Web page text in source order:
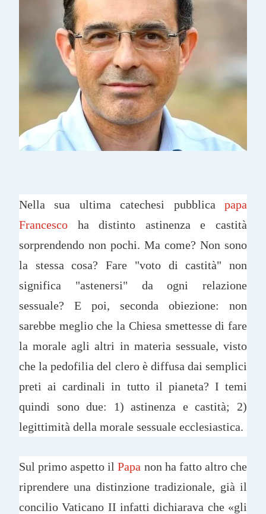
Nella sua ultima catechesi pubblica papa
Francesco ha distinto astinenza e castità
sorprendendo non pochi. Ma come? Non sono
la stessa cosa? Fare "voto di castità" non
significa "astenersi" da ogni relazione
sessuale? E poi, seconda obiezione: non
sarebbe meglio che la Chiesa smettesse di fare
la morale agli altri in materia sessuale, visto
che la pedofilia del clero è diffusa dai semplici
preti ai cardinali in tutto il pianeta? I temi
quindi sono due: 1) astinenza e castità; 2)
legittimità della morale sessuale ecclesiastica.
Sul primo aspetto ilPapa non ha fatto altro che
riprendere una distinzione tradizionale, già il
concilio Vaticano II infatti dichiarava che «gli